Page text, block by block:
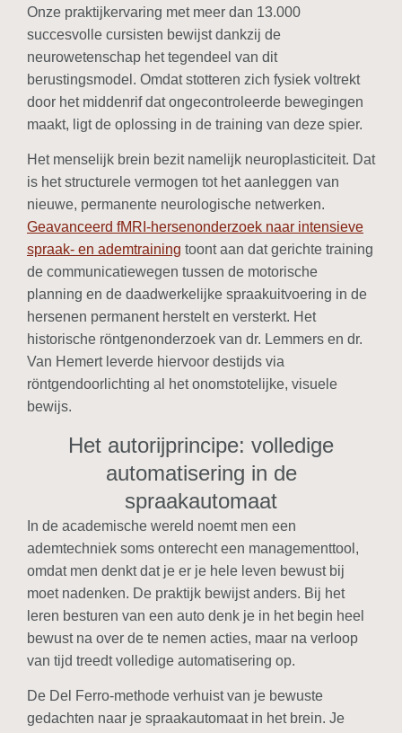
Onze praktijkervaring met meer dan 13.000
succesvolle cursisten bewijst dankzij de
neurowetenschap het tegendeel van dit
berustingsmodel. Omdat stotteren zich fysiek voltrekt
door het middenrif dat ongecontroleerde bewegingen
maakt, ligt de oplossing in de training van deze spier.
Het menselijk brein bezit namelijk neuroplasticiteit. Dat
is het structurele vermogen tot het aanleggen van
nieuwe, permanente neurologische netwerken.
Geavanceerd fMRI-hersenonderzoek naar intensieve
spraak- en ademtraining toont aan dat gerichte training
de communicatiewegen tussen de motorische
planning en de daadwerkelijke spraakuitvoering in de
hersenen permanent herstelt en versterkt. Het
historische röntgenonderzoek van dr. Lemmers en dr.
Van Hemert leverde hiervoor destijds via
röntgendoorlichting al het onomstotelijke, visuele
bewijs.
Het autorijprincipe: volledige
automatisering in de
spraakautomaat
In de academische wereld noemt men een
ademtechniek soms onterecht een managementtool,
omdat men denkt dat je er je hele leven bewust bij
moet nadenken. De praktijk bewijst anders. Bij het
leren besturen van een auto denk je in het begin heel
bewust na over de te nemen acties, maar na verloop
van tijd treedt volledige automatisering op.
De Del Ferro-methode verhuist van je bewuste
gedachten naar je spraakautomaat in het brein. Je